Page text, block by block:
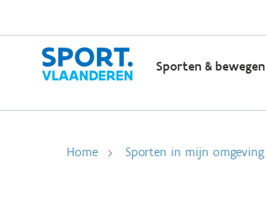
Sporten & bewegen
Home Sporten in mijn omgeving